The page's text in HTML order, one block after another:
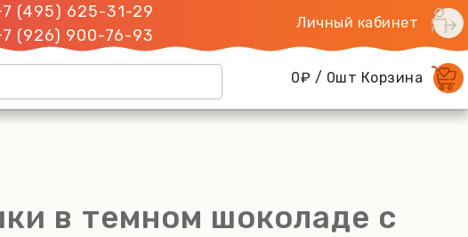
(495) 625-31-29
(926) 900-76-93
Личный кабинет
0₽ / 0шт Корзина
в темном шоколаде с